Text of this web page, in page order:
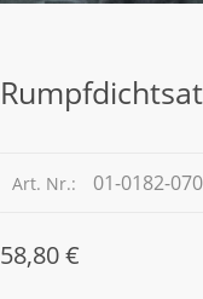
Art. Nr.: 01-0182-
58,80€